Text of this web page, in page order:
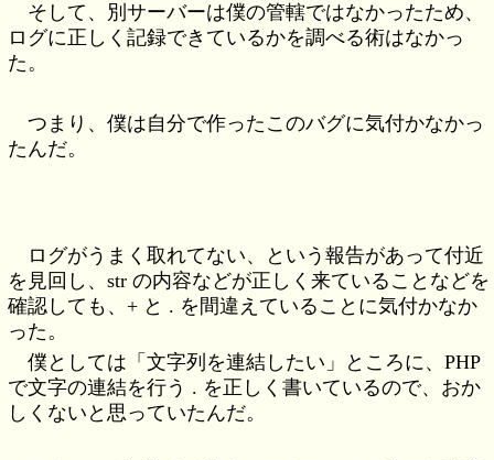
そして、別サーバーは僕の管轄ではなかったため、
ログに正しく記録できているかを調べる術はなかっ
た。
つまり、僕は自分で作ったこのバグに気付かなかっ
たんだ。
ログがうまく取れてない、という報告があって付近
を見回し、str の内容などが正しく来ていることなどを
確認しても、+ と . を間違えていることに気付かなか
った。
僕としては「文字列を連結したい」ところに、PHP
で文字の連結を行う . を正しく書いているので、おか
しくないと思っていたんだ。